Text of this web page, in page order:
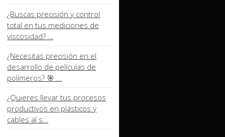
¿Buscas precisión y control
total en tus mediciones de
viscosidad? …
¿Necesitas precisión en el
desarrollo de películas de
polímeros? 🎯 …
¿Quieres llevar tus procesos
productivos en plásticos y
cables al s…